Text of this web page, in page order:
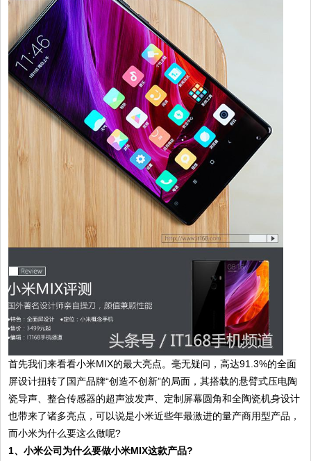
首先我们来看看小米MIX的最大亮点。毫无疑问，高达91.3%的全面
屏设计扭转了国产品牌“创造不创新”的局面，其搭载的悬臂式压电陶
瓷导声、整合传感器的超声波发声、定制屏幕圆角和全陶瓷机身设计
也带来了诸多亮点，可以说是小米近些年最激进的量产商用型产品，
而小米为什么要这么做呢?
1、小米公司为什么要做小米MIX这款产品?